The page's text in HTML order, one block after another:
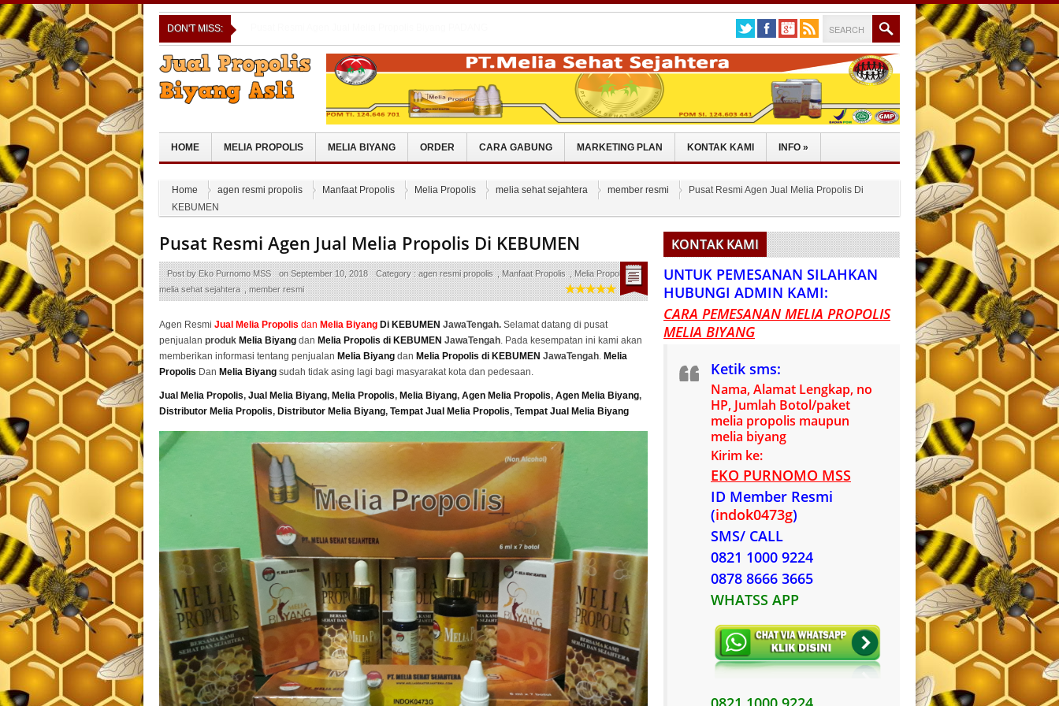
DON'T MISS:
Pusat Resmi Agen Jual Melia Propolis Biyang TANAH BUMBU
Pusat Resmi Agen Jual Melia Propolis Biyang MINAHASA
Pusat Resmi Agen Jual Melia Propolis Di TANAH LAUT
Pusat Resmi Agen Jual Melia Propolis Biyang PADANG
HOME
MELIA PROPOLIS MELIA BIYANG ORDER CARA GABUNG MARKETING PLAN KONTAK KAMI INFO »
Home agen resmi propolis Manfaat Propolis Melia Propolis melia sehat sejahtera member resmi
Pusat Resmi Agen Jual Melia Propolis Di
KEBUMEN
Pusat Resmi Agen Jual Melia Propolis Di KEBUMEN
Post byEko Purnomo MSS onSeptember 10, 2018 Category :agen resmi propolis ,Manfaat Propolis ,Melia Propolis
,
melia sehat sejahtera ,member resmi
Agen Resmi Jual Melia Propolis dan Melia Biyang Di KEBUMEN JawaTengah. Selamat datang di pusat
penjualan produk Melia Biyang dan Melia Propolis di KEBUMEN JawaTengah. Pada kesempatan ini kami akan
memberikan informasi tentang penjualan Melia Biyang dan Melia Propolis di KEBUMEN JawaTengah. Melia
Propolis Dan Melia Biyang sudah tidak asing lagi bagi masyarakat kota dan pedesaan.
Jual Melia Propolis, Jual Melia Biyang, Melia Propolis, Melia Biyang, Agen Melia Propolis, Agen Melia Biyang,
Distributor Melia Propolis, Distributor Melia Biyang, Tempat Jual Melia Propolis, Tempat Jual Melia Biyang
KONTAK KAMI
UNTUK PEMESANAN SILAHKAN
HUBUNGI ADMIN KAMI:
CARA PEMESANAN MELIA PROPOLIS
MELIA BIYANG
Ketik sms:
Nama, Alamat Lengkap, no
HP, Jumlah Botol/paket
melia propolis maupun
melia biyang
Kirim ke:
EKO PURNOMO MSS
ID Member Resmi
(indok0473g)
SMS/ CALL
0821 1000 9224
0878 8666 3665
WHATSS APP